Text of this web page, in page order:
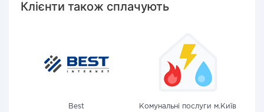
Клієнти також сплачують
Best
Комунальні послуги м.Київ